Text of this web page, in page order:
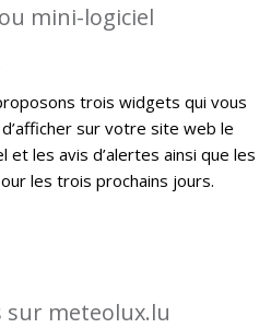
mini-logiciel
trois widgets qui vous
sur votre site web le
et les avis d’alertes ainsi que les
les trois prochains jours.
sur meteolux.lu